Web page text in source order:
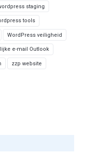
staging
tools
WordPress veiligheid
e-mail Outlook
zzp website